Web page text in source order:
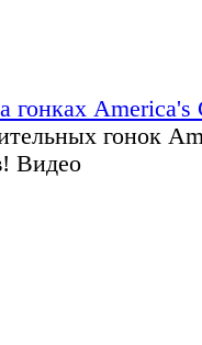
гонках America's
гонок
Видео